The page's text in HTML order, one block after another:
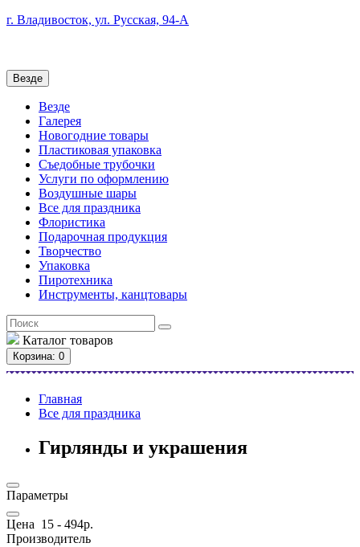
г. Владивосток, ул. Русская, 94-А
Везде
Везде
Галерея
Новогодние товары
Пластиковая упаковка
Съедобные трубочки
Услуги по оформлению
Воздушные шары
Все для праздника
Флористика
Подарочная продукция
Творчество
Упаковка
Пиротехника
Инструменты, канцтовары
Каталог товаров
Корзина: 0
Главная
Все для праздника
Гирлянды и украшения
Параметры
Цена 15 - 494р.
Производитель